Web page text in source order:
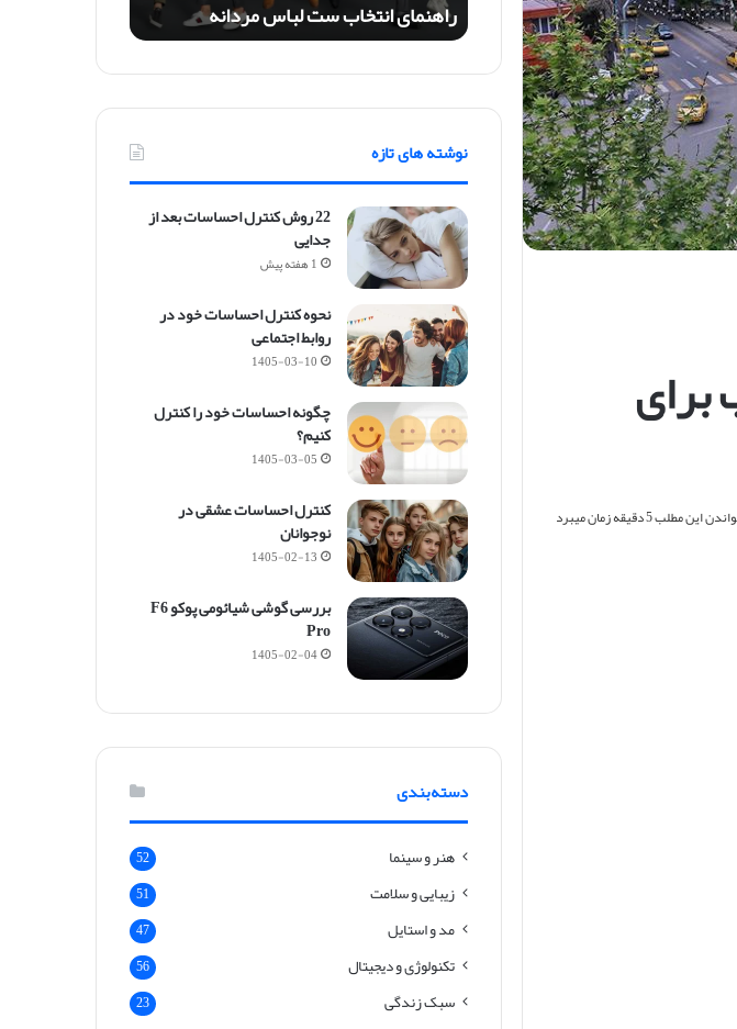
این مطلب 5 دقیقه زمان میبرد
خ
س
ل
ب
س
م
ر
د
ا
ن
ه
راهنمای انتخاب ست لباس مردانه
نوشته های تازه
22 روش کنترل احساسات بعد از
جدایی
1 هفته پیش
نحوه کنترل احساسات خود در
روابط اجتماعی
1405-03-10
چگونه احساسات خود را کنترل
کنیم؟
1405-03-05
کنترل احساسات عشقی در
نوجوانان
1405-02-13
بررسی گوشی شیائومی پوکو F6
Pro
1405-02-04
دسته‌بندی
هنر و سینما 52
زیبایی و سلامت 51
مد و استایل 47
تکنولوژی و دیجیتال 56
سبک زندگی 23